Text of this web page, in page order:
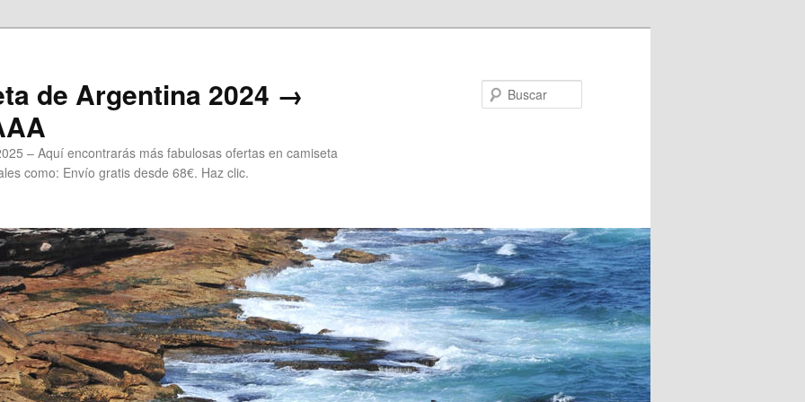
de Argentina 2024 →
– Aquí encontrarás más fabulosas ofertas en camiseta
como: Envío gratis desde 68€. Haz clic.